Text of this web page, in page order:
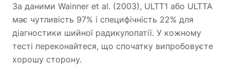
За даними Wainner et al. (2003), ULTT1 або ULTTA
має чутливість 97% і специфічність 22% для
діагностики шийної радикулопатії. У кожному
тесті переконайтеся, що спочатку випробовуєте
хорошу сторону.